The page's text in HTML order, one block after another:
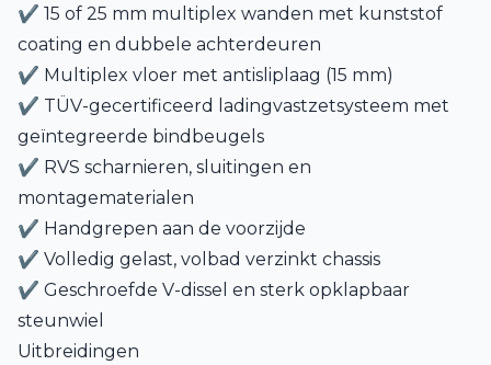
✔ 15 of 25 mm multiplex wanden met kunststof
coating en dubbele achterdeuren
✔ Multiplex vloer met antisliplaag (15 mm)
✔ TÜV-gecertificeerd ladingvastzetsysteem met
geïntegreerde bindbeugels
✔ RVS scharnieren, sluitingen en
montagematerialen
✔ Handgrepen aan de voorzijde
✔ Volledig gelast, volbad verzinkt chassis
✔ Geschroefde V-dissel en sterk opklapbaar
steunwiel
Uitbreidingen